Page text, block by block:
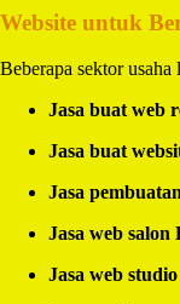
Website untuk
Beberapa sektor
Jasa buat web
Jasa buat
Jasa
Jasa web salon
Jasa web